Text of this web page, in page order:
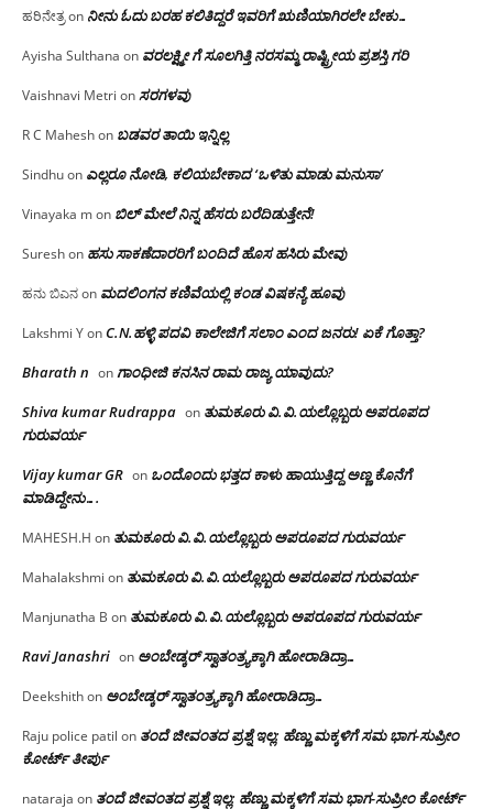
ಹರಿನೇತ್ರon ನೀನು ಓದು ಬರಹ ಕಲಿತಿದ್ದರೆ ಇವರಿಗೆ ಋಣಿಯಾಗಿರಲೇ ಬೇಕು…
Ayisha Sulthana on ವರಲಕ್ಷ್ಮೀ ಗೆ ಸೂಲಗಿತ್ತಿ ನರಸಮ್ಮ‌ ರಾಷ್ಟ್ರೀಯ ಪ್ರಶಸ್ತಿ ಗರಿ
Vaishnavi Metri onಸರಗಳವು
R C Maheshon ಬಡವರ ತಾಯಿ ಇನ್ನಿಲ್ಲ
Sindhuon ಎಲ್ಲರೂ ನೋಡಿ, ಕಲಿಯಬೇಕಾದ ‘ಒಳಿತು ಮಾಡು ಮನುಸಾ’
Vinayaka mon ಬಿಲ್ ಮೇಲೆ ನಿನ್ನ ಹೆಸರು ಬರೆದಿಡುತ್ತೇನೆ!
Sureshon ಹಸು ಸಾಕಣೆದಾರರಿಗೆ ಬಂದಿದೆ ಹೊಸ ಹಸಿರು ಮೇವು
ಹನು ಬಿಎನon ಮದಲಿಂಗನ ಕಣಿವೆಯಲ್ಲಿ ಕಂಡ ವಿಷಕನ್ಯೆ ಹೂವು
Lakshmi YonC.N.ಹಳ್ಳಿ ಪದವಿ ಕಾಲೇಜಿಗೆ ಸಲಾಂ‌ ಎಂದ ಜನರು! ಏಕೆ ಗೊತ್ತಾ?
Bharath n onಗಾಂಧೀಜಿ ಕನಸಿನ ರಾಮ ರಾಜ್ಯ ಯಾವುದು?
Shiva kumar Rudrappa on ತುಮಕೂರು‌ ವಿ.ವಿ.ಯಲ್ಲೊಬ್ಬರು ಅಪರೂಪದ
ಗುರುವರ್ಯ
Vijay kumar GR on ಒಂದೊಂದು ಭತ್ತದ ಕಾಳು ಹಾಯುತ್ತಿದ್ದ ಅಣ್ಣ ಕೊನೆಗೆ
ಮಾಡಿದ್ದೇನು….
MAHESH.H on ತುಮಕೂರು‌ ವಿ.ವಿ.ಯಲ್ಲೊಬ್ಬರು ಅಪರೂಪದ ಗುರುವರ್ಯ
Mahalakshmi on ತುಮಕೂರು‌ ವಿ.ವಿ.ಯಲ್ಲೊಬ್ಬರು ಅಪರೂಪದ ಗುರುವರ್ಯ
Manjunatha B on ತುಮಕೂರು‌ ವಿ.ವಿ.ಯಲ್ಲೊಬ್ಬರು ಅಪರೂಪದ ಗುರುವರ್ಯ
Ravi Janashri on ಅಂಬೇಡ್ಕರ್ ಸ್ವಾತಂತ್ರ್ಯಕ್ಕಾಗಿ ಹೋರಾಡಿದ್ರಾ…
Deekshithon ಅಂಬೇಡ್ಕರ್ ಸ್ವಾತಂತ್ರ್ಯಕ್ಕಾಗಿ ಹೋರಾಡಿದ್ರಾ…
Raju police patil on ತಂದೆ ಜೀವಂತದ ಪ್ರಶ್ನೆ ಇಲ್ಲ: ಹೆಣ್ಣು ಮಕ್ಕಳಿಗೆ ಸಮ ಭಾಗ-ಸುಪ್ರೀಂ
ಕೋರ್ಟ್ ತೀರ್ಪು
nataraja on ತಂದೆ ಜೀವಂತದ ಪ್ರಶ್ನೆ ಇಲ್ಲ: ಹೆಣ್ಣು ಮಕ್ಕಳಿಗೆ ಸಮ ಭಾಗ-ಸುಪ್ರೀಂ ಕೋರ್ಟ್